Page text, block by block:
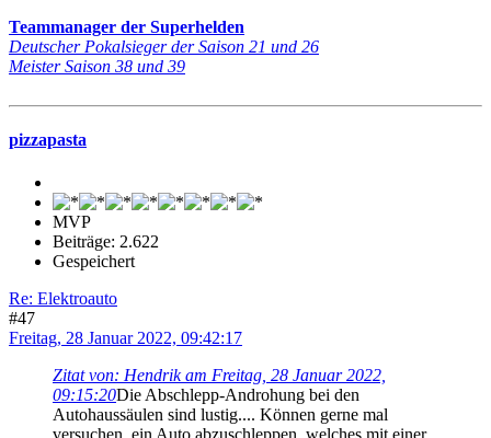
Teammanager der Superhelden
Deutscher Pokalsieger der Saison 21 und 26
Meister Saison 38 und 39
pizzapasta
MVP
Beiträge: 2.622
Gespeichert
Re: Elektroauto
#47
Freitag, 28 Januar 2022, 09:42:17
Zitat von: Hendrik am Freitag, 28 Januar 2022,
09:15:20Die Abschlepp-Androhung bei den
Autohaussäulen sind lustig.... Können gerne mal
versuchen, ein Auto abzuschleppen, welches mit einer